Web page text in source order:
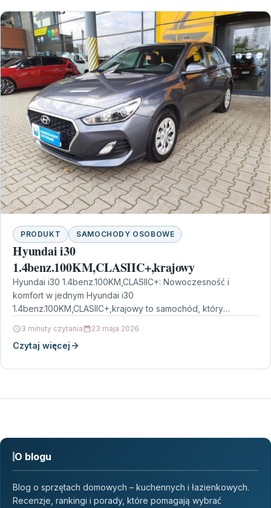
PRODUKT SAMOCHODY OSOBOWE
Hyundai i30
1.4benz.100KM,CLASIIC+,krajowy
Hyundai i30 1.4benz.100KM,CLASIIC+: Nowoczesność i
komfort w jednym Hyundai i30
1.4benz.100KM,CLASIIC+,krajowy to samochód, który
codziennego użytkowania.…
3 minuty czytania 23 maja 2026
Czytaj więcej
O blogu
Blog o sprzętach domowych – kuchennych i łazienkowych.
Recenzje, rankingi i porady, które pomagają wybrać